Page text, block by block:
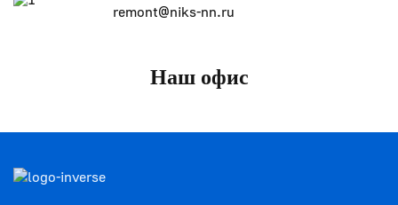
remont@niks-nn.ru
Наш офис